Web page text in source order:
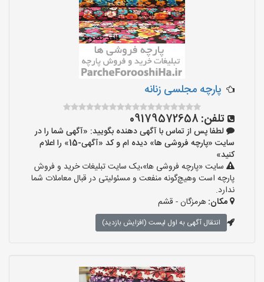
پارچه مجلسی زنانه
تلفن: 09179572658
لطفا پس از تماس با آگهی دهنده بگویید: «آگهی شما را در
سایت «پارچه فروشی ها» دیده ام و کد «آگهی-15» را اعلام
کنید»
سایت «پارچه فروشی ها»،یک سایت تبلیغات خرید و فروش
پارچه است وهیچ‌گونه منفعت و مسئولیتی در قبال معاملات شما
ندارد.
مکان:هرمزگان - قشم
انتقال آگهی به اول لیست (افزایش بازدید)